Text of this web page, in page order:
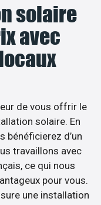
solaire
avec
de vous offrir le
solaire. En
bénéficierez d’un
travaillons avec
ce qui nous
pour vous.
une installation